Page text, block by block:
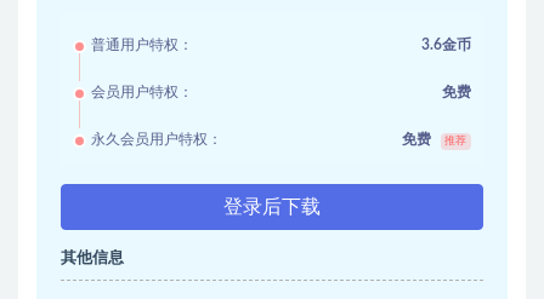
普通用户特权： 3.6金币
会员用户特权： 免费
永久会员用户特权： 免费 推荐
登录后下载
其他信息